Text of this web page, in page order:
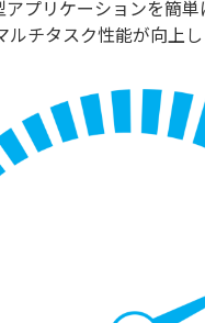
アプリケーションを簡
ルチタスク性能が向上し